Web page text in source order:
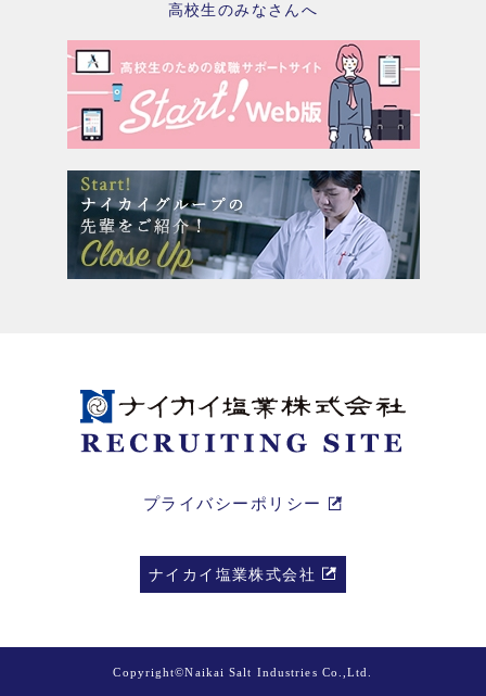
高校生のみなさんへ
プライバシーポリシー
ナイカイ塩業株式会社
Copyright©Naikai Salt Industries Co.,Ltd.